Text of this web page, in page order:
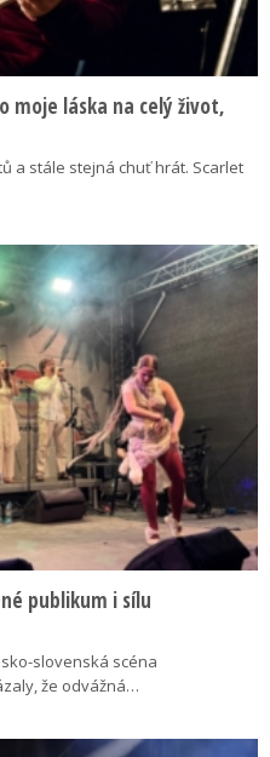
moje láska na celý život,
a stále stejná chuť hrát. Scarlet
publikum i sílu
slovenská scéna
že odvážná…